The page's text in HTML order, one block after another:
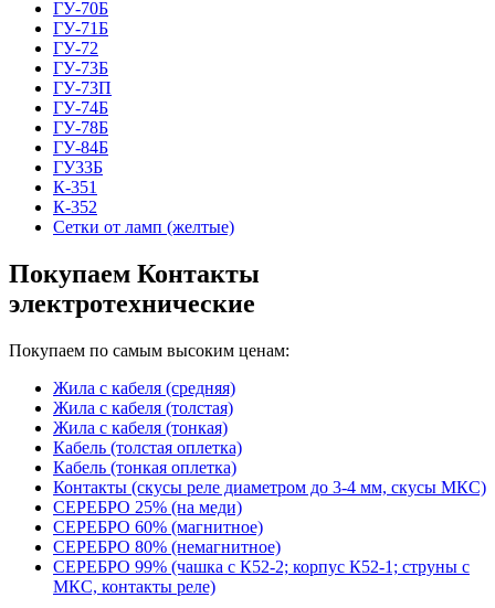
ГУ-70Б
ГУ-71Б
ГУ-72
ГУ-73Б
ГУ-73П
ГУ-74Б
ГУ-78Б
ГУ-84Б
ГУ33Б
К-351
К-352
Сетки от ламп (желтые)
Покупаем Контакты
электротехнические
Покупаем по самым высоким ценам:
Жила с кабеля (средняя)
Жила с кабеля (толстая)
Жила с кабеля (тонкая)
Кабель (толстая оплетка)
Кабель (тонкая оплетка)
Контакты (скусы реле диаметром до 3-4 мм, скусы МКС)
СЕРЕБРО 25% (на меди)
СЕРЕБРО 60% (магнитное)
СЕРЕБРО 80% (немагнитное)
СЕРЕБРО 99% (чашка с К52-2; корпус К52-1; струны с
МКС, контакты реле)